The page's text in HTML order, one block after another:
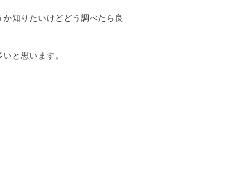
知りたいけどどう調べたら良
と思います。